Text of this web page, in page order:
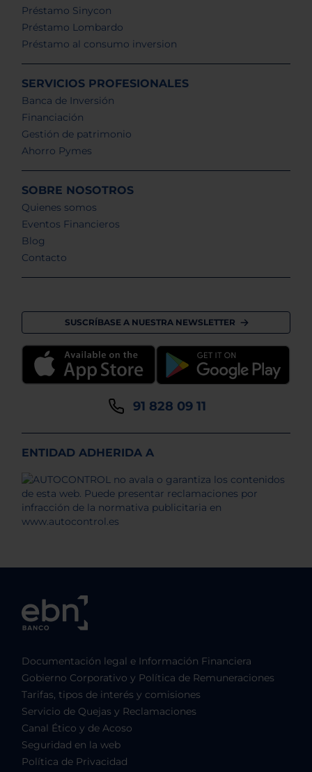
Préstamo Sinycon
Préstamo Lombardo
Préstamo al consumo inversion
SERVICIOS PROFESIONALES
Banca de Inversión
Financiación
Gestión de patrimonio
Ahorro Pymes
SOBRE NOSOTROS
Quienes somos
Eventos Financieros
Blog
Contacto
SUSCRÍBASE A NUESTRA NEWSLETTER
91 828 09 11
ENTIDAD ADHERIDA A
Documentación legal e Información Financiera
Gobierno Corporativo y Política de Remuneraciones
Tarifas, tipos de interés y comisiones
Servicio de Quejas y Reclamaciones
Canal Ético y de Acoso
Seguridad en la web
Política de Privacidad